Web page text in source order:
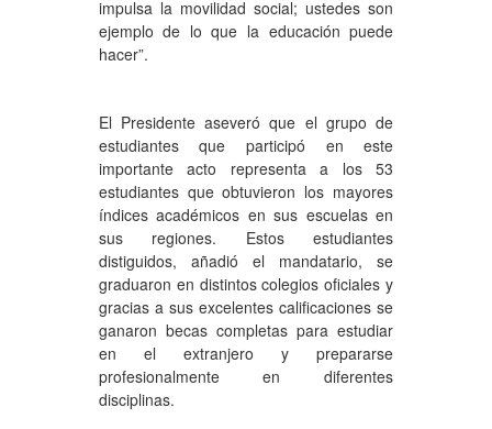
impulsa la movilidad social; ustedes son
ejemplo de lo que la educación puede
hacer”.
El Presidente aseveró que el grupo de
estudiantes que participó en este
importante acto representa a los 53
estudiantes que obtuvieron los mayores
índices académicos en sus escuelas en
sus regiones. Estos estudiantes
distiguidos, añadió el mandatario, se
graduaron en distintos colegios oficiales y
gracias a sus excelentes calificaciones se
ganaron becas completas para estudiar
en el extranjero y prepararse
profesionalmente en diferentes
disciplinas.